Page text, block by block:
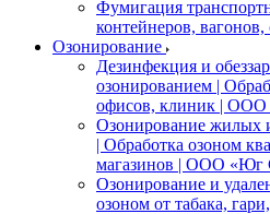
Фумигация
контейнеров, вагонов,
Озонирование
Дезинфекция и
озонированием |
офисов, клиник |
Озонирование жилых
| Обработка озоном
магазинов | ООО
Озонирование и
озоном от табака,